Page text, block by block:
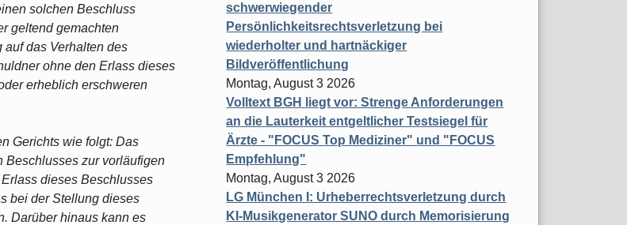
solchen Beschluss
geltend gemachten
auf das Verhalten des
ohne den Erlass dieses
erheblich erschweren
Gerichts wie folgt: Das
Beschlusses zur vorläufigen
dieses Beschlusses
bei der Stellung dieses
Darüber hinaus kann es
schwerwiegender
Persönlichkeitsrechtsverletzung bei
wiederholter und hartnäckiger
Bildveröffentlichung
Montag, August 3 2026
Volltext BGH liegt vor: Strenge Anforderungen
an die Lauterkeit entgeltlicher Testsiegel für
Ärzte - "FOCUS Top Mediziner" und "FOCUS
Empfehlung"
Montag, August 3 2026
LG München I: Urheberrechtsverletzung durch
KI-Musikgenerator SUNO durch Memorisierung